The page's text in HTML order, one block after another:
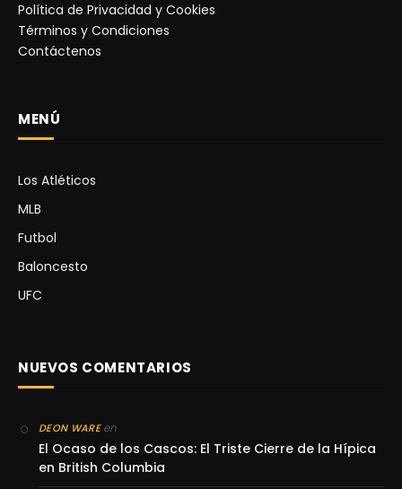
Política de Privacidad y Cookies
Términos y Condiciones
Contáctenos
MENÚ
Los Atléticos
MLB
Futbol
Baloncesto
UFC
NUEVOS COMENTARIOS
DEON WAREen
El Ocaso de los Cascos: El Triste Cierre de la Hípica
en British Columbia